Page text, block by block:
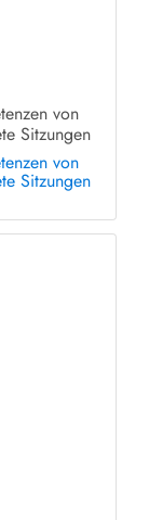
von
Sitzungen
von
Sitzungen